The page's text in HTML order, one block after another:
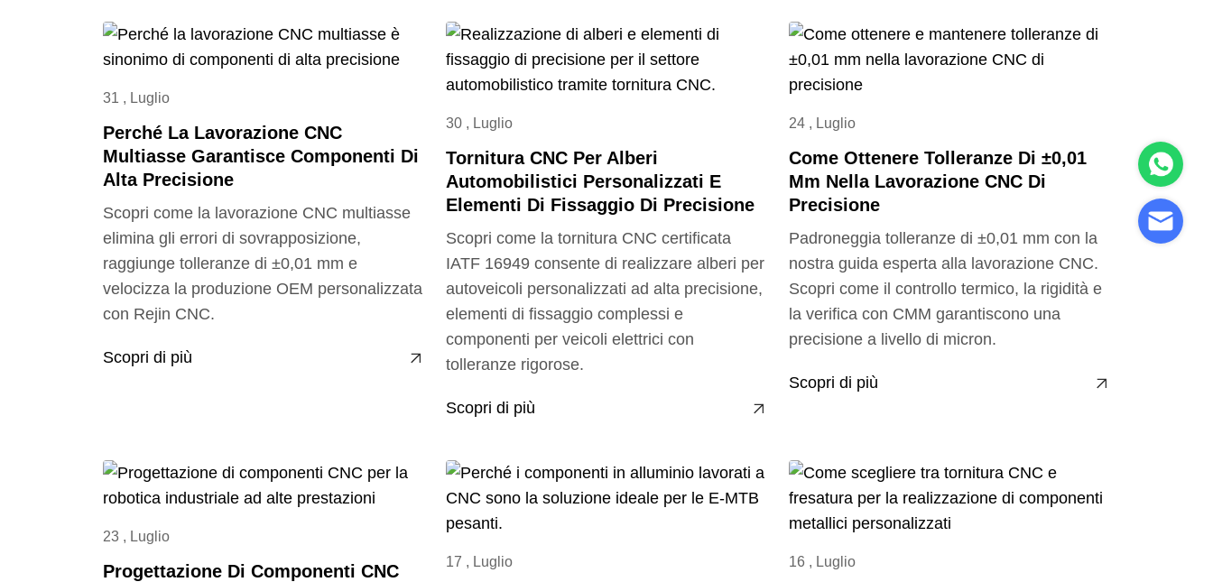
31 , Luglio
Perché La Lavorazione CNC
Multiasse Garantisce Componenti Di
Alta Precisione
Scopri come la lavorazione CNC multiasse
elimina gli errori di sovrapposizione,
raggiunge tolleranze di ±0,01 mm e
velocizza la produzione OEM personalizzata
con Rejin CNC.
Scopri di più
30 , Luglio
Tornitura CNC Per Alberi
Automobilistici Personalizzati E
Elementi Di Fissaggio Di Precisione
Scopri come la tornitura CNC certificata
IATF 16949 consente di realizzare alberi per
autoveicoli personalizzati ad alta precisione,
elementi di fissaggio complessi e
componenti per veicoli elettrici con
tolleranze rigorose.
Scopri di più
24 , Luglio
Come Ottenere Tolleranze Di ±0,01
Mm Nella Lavorazione CNC Di
Precisione
Padroneggia tolleranze di ±0,01 mm con la
nostra guida esperta alla lavorazione CNC.
Scopri come il controllo termico, la rigidità e
la verifica con CMM garantiscono una
precisione a livello di micron.
Scopri di più
23 , Luglio
Progettazione Di Componenti CNC
17 , Luglio 16 , Luglio